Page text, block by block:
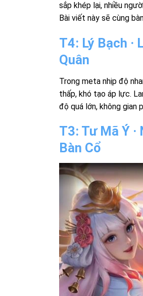
sắp khép lại, nhiều
Bài viết này sẽ cùng
T4: Lý Bạch ·
Quân
Trong meta nhịp độ
thấp, khó tạo áp lực.
độ quá lớn, không gian
T3: Tư Mã Ý ·
Bàn Cổ